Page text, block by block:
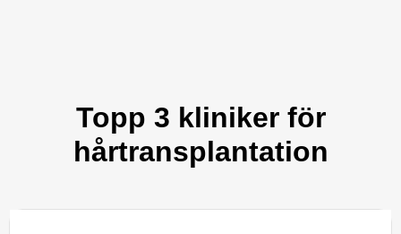
Topp 3 kliniker för
hårtransplantation